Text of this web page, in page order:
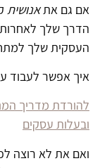
אם גם אתאנושית
הדרך שלך
העסקית שלך
איך אפשר לעבוד
להורדת מדריך
ובעלות עסקים
ואם את לא רוצה